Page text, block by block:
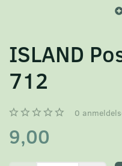
ISLAND
712
0
9,00